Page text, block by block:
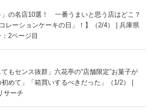
」の名店10選！ 一番うまいと思う店はどこ？
レーションケーキの日」！】（2/4） | 兵庫県
2ページ目
てもセンス抜群」六花亭の“店舗限定”お菓子が
めて」「箱買いするべきだった」（1/2） |
サーチ